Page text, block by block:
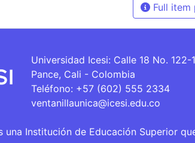
Full item
Universidad Icesi: Calle 18 No. 122-
Pance, Cali - Colombia
Teléfono: +57 (602) 555 2334
ventanillaunica@icesi.edu.co
una Institución de Educación Superior